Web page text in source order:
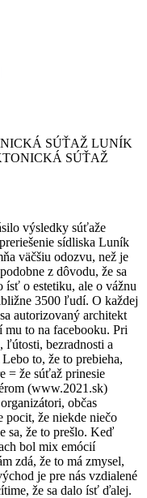
SÚŤAŽ LUNÍK
SÚŤAŽ
výsledky súťaže
sídliska Luník
väčšiu odozvu, než je
z dôvodu, že sa
ísť o estetiku, ale o vážnu
3500 ľudí. O každej
autorizovaný architekt
to na facebooku. Pri
ľútosti, bezradnosti a
to, že to prebieha,
= že súťaž prinesie
(www.2021.sk)
občas
že niekde niečo
sa, že to prešlo. Keď
bol mix emócií
zdá, že to má zmysel,
je pre nás vzdialené
že sa dalo ísť ďalej.